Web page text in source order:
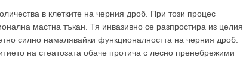
в клетките на черния дроб. При този процес
мастна тъкан. Тя инвазивно се разпростира из целия
силно намалявайки функционалността на черния дроб.
на стеатозата обаче протича с лесно пренебрежими